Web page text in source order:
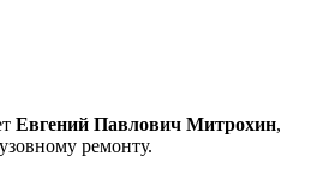
Евгений Павлович Митрохин,
ремонту.